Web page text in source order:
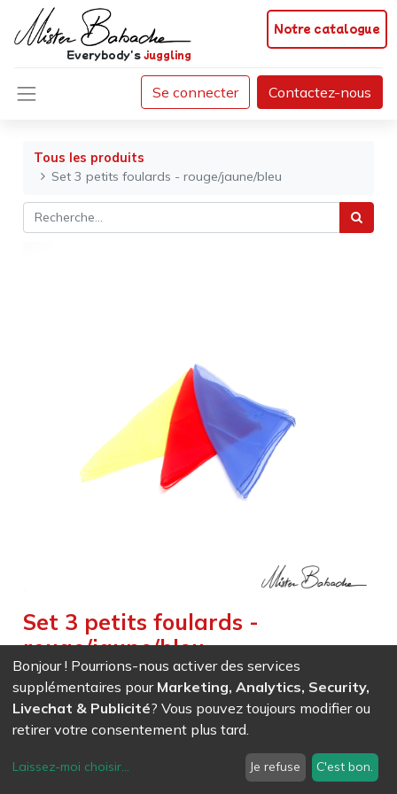
Notre catalogue
Everybody'sjuggling
Se connecter Contactez-nous
Tous les produits
Set 3 petits foulards - rouge/jaune/bleu
Set 3 petits foulards -
rouge/jaune/bleu
Weight : 0,010kg
3 junior scarves 40x40cm
5,93CHF/ HT
0921)
Bonjour ! Pourrions-nous activer des services
supplémentaires pour Marketing, Analytics, Security,
Livechat & Publicité? Vous pouvez toujours modifier ou
retirer votre consentement plus tard.
Laissez-moi choisir... Je refuse C'est bon.